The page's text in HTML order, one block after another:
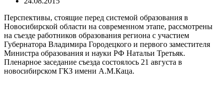
Перспективы, стоящие перед системой образования в
Новосибирской области на современном этапе, рассмотрены
на съезде работников образования региона с участием
Губернатора Владимира Городецкого и первого заместителя
Министра образования и науки РФ Натальи Третьяк.
Пленарное заседание съезда состоялось 21 августа в
новосибирском ГКЗ имени А.М.Каца.